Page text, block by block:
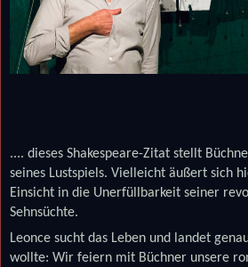
.... dieses Shakespeare-Zitat stellt
seines Lustspiels. Vielleicht äußert sich
Einsicht in die Unerfüllbarkeit seiner
Sehnsüchte.
Leonce sucht das Leben und landet
wollte: Wir feiern mit Büchner unsere